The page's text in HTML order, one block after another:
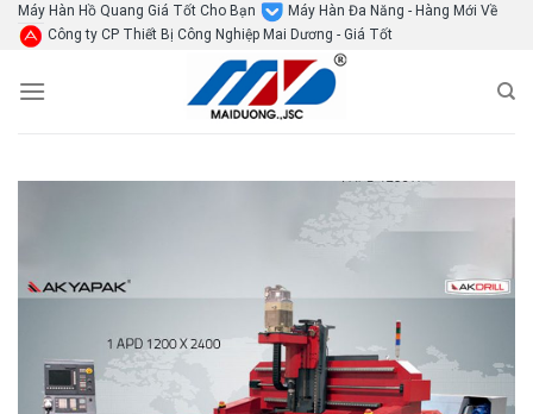
SkipMáy Hàn Hồ Quang Giá Tốt Cho Bạn
Máy Hàn Đa Năng - Hàng Mới Về
Công ty CP Thiết Bị Công Nghiệp Mai Dương - Giá Tốt